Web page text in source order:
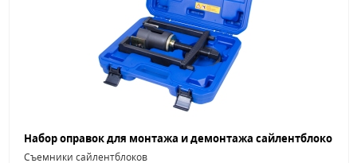
Съемники сайлентблоков